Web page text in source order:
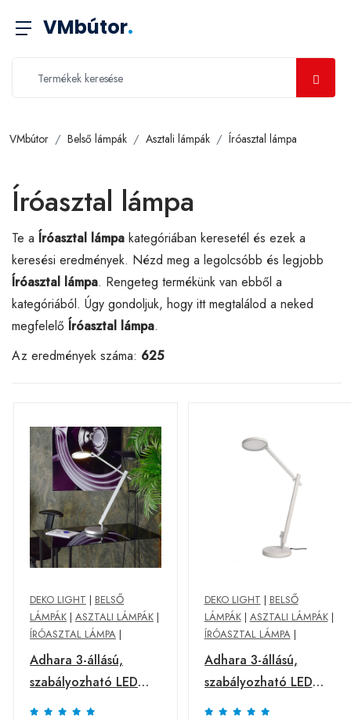
VMbútor.
VMbútor Belső lámpák Asztali lámpák Íróasztal lámpa
Íróasztal lámpa
Te a Íróasztal lámpa kategóriában keresetél és ezek a
keresési eredmények. Nézd meg a legolcsóbb és legjobb
Íróasztal lámpa. Rengeteg termékünk van ebből a
kategóriából. Úgy gondoljuk, hogy itt megtalálod a neked
megfelelő Íróasztal lámpa.
Az eredmények száma: 625
DEKO LIGHT | BELSŐ
LÁMPÁK | ASZTALI LÁMPÁK |
ÍRÓASZTAL LÁMPA |
Adhara 3-állású,
szabályozható LED
lámpa, ezüst
DEKO LIGHT | BELSŐ
LÁMPÁK| ASZTALI LÁMPÁK|
ÍRÓASZTAL LÁMPA|
Adhara 3-állású,
szabályozható LED
lámpa, fehér